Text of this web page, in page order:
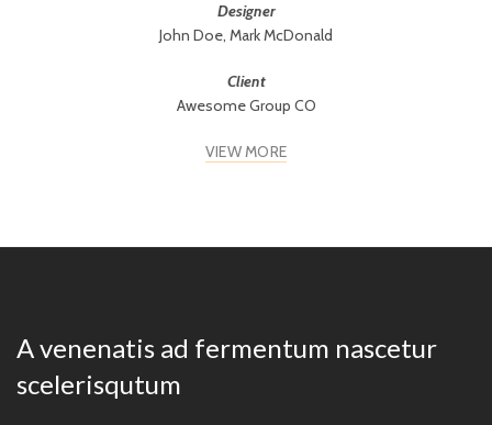
Designer
John Doe, Mark McDonald
Client
Awesome Group CO
VIEW MORE
A venenatis ad fermentum nascetur
scelerisqutum